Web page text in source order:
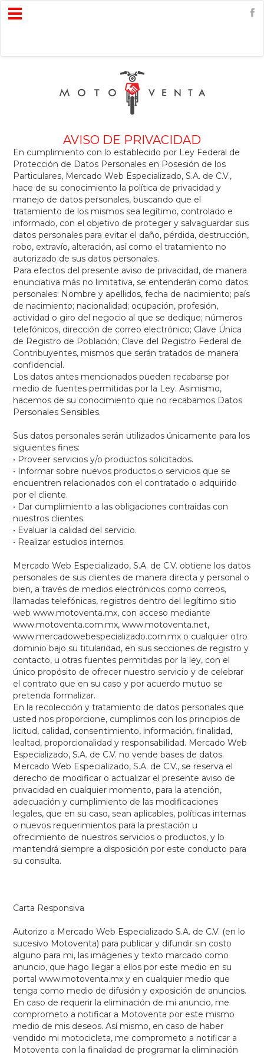
Menu
AVISO DE PRIVACIDAD
En cumplimiento con lo establecido por Ley Federal de
Protección de Datos Personales en Posesión de los
Particulares, Mercado Web Especializado, S.A. de C.V.,
hace de su conocimiento la política de privacidad y
manejo de datos personales, buscando que el
tratamiento de los mismos sea legítimo, controlado e
informado, con el objetivo de proteger y salvaguardar sus
datos personales para evitar el daño, pérdida, destrucción,
robo, extravío, alteración, así como el tratamiento no
autorizado de sus datos personales.
Para efectos del presente aviso de privacidad, de manera
enunciativa más no limitativa, se entenderán como datos
personales: Nombre y apellidos, fecha de nacimiento; país
de nacimiento; nacionalidad; ocupación, profesión,
actividad o giro del negocio al que se dedique; números
telefónicos, dirección de correo electrónico; Clave Única
de Registro de Población; Clave del Registro Federal de
Contribuyentes, mismos que serán tratados de manera
confidencial.
Los datos antes mencionados pueden recabarse por
medio de fuentes permitidas por la Ley. Asimismo,
hacemos de su conocimiento que no recabamos Datos
Personales Sensibles.
Sus datos personales serán utilizados únicamente para los
siguientes fines:
• Proveer servicios y/o productos solicitados.
• Informar sobre nuevos productos o servicios que se
encuentren relacionados con el contratado o adquirido
por el cliente.
• Dar cumplimiento a las obligaciones contraídas con
nuestros clientes.
• Evaluar la calidad del servicio.
• Realizar estudios internos.
Mercado Web Especializado, S.A. de C.V. obtiene los datos
personales de sus clientes de manera directa y personal o
bien, a través de medios electrónicos como correos,
llamadas telefónicas, registros dentro del legítimo sitio
web www.motoventa.mx, con acceso mediante
www.motoventa.com.mx, www.motoventa.net,
www.mercadowebespecializado.com.mx o cualquier otro
dominio bajo su titularidad, en sus secciones de registro y
contacto, u otras fuentes permitidas por la ley, con el
único propósito de ofrecer nuestro servicio y de celebrar
el contrato que en su caso y por acuerdo mutuo se
pretenda formalizar.
En la recolección y tratamiento de datos personales que
usted nos proporcione, cumplimos con los principios de
licitud, calidad, consentimiento, información, finalidad,
lealtad, proporcionalidad y responsabilidad. Mercado Web
Especializado, S.A. de C.V. no vende bases de datos.
Mercado Web Especializado, S.A. de C.V., se reserva el
derecho de modificar o actualizar el presente aviso de
privacidad en cualquier momento, para la atención,
adecuación y cumplimiento de las modificaciones
legales, que en su caso, sean aplicables, políticas internas
o nuevos requerimientos para la prestación u
ofrecimiento de nuestros servicios o productos, y lo
mantendrá siempre a disposición por este conducto para
su consulta.
Carta Responsiva
Autorizo a Mercado Web Especializado S.A. de C.V. (en lo
sucesivo Motoventa) para publicar y difundir sin costo
alguno para mi, las imágenes y texto marcado como
anuncio, que hago llegar a ellos por este medio en su
portal www.motoventa.mx y en cualquier medio que
tenga como medio de difusión y exposición de anuncios.
En caso de requerir la eliminación de mi anuncio, me
comprometo a notificar a Motoventa por este mismo
medio de mis deseos. Así mismo, en caso de haber
vendido mi motocicleta, me comprometo a notificar a
Motoventa con la finalidad de programar la eliminación